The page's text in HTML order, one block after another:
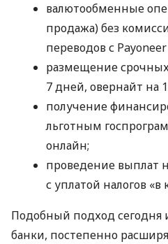
валютообменные
продажа) без
переводов с
размещение
7 дней, овернайт на
получение
льготным
онлайн;
проведение выплат
с уплатой налогов «в
Подобный подход сегодня
банки, постепенно